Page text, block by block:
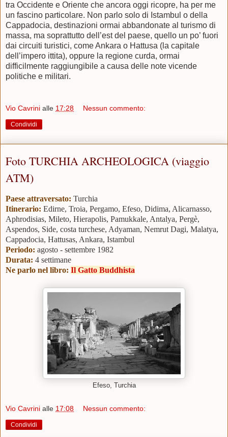
tra Occidente e Oriente che ancora oggi ricopre, ha per me
un fascino particolare. Non parlo solo di Istambul o della
Cappadocia, destinazioni ormai abbandonate al turismo di
massa, ma soprattutto dell’est del paese, quello un po’ fuori
dai circuiti turistici, come Ankara o Hattusa (la capitale
dell’impero ittita), oppure la regione curda, ormai
difficilmente raggiungibile a causa delle note vicende
politiche e militari.
Vio Cavrini alle 17:28 Nessun commento:
Condividi
Foto TURCHIA ARCHEOLOGICA (viaggio
ATM)
Paese attraversato: Turchia
Itinerario: Edirne, Troia, Pergamo, Efeso, Didima, Alicarnasso,
Aphrodisias, Mileto, Hierapolis, Pamukkale, Antalya, Pergè,
Aspendos, Side, costa turchese, Adyaman, Nemrut Dagi, Malatya,
Cappadocia, Hattusas, Ankara, Istambul
Periodo: agosto - settembre 1982
Durata: 4 settimane
Ne parlo nel libro: Il Gatto Buddhista
Efeso, Turchia
Vio Cavrini alle 17:08 Nessun commento:
Condividi